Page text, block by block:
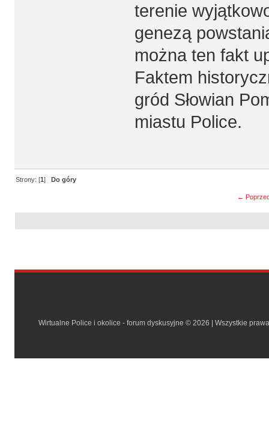
terenie
genezą
można ten fakt
Faktem
gród Słowian
miastu Police.
Strony: [1] Do góry
←
Wirtualne Police i okolice - forum dyskusyjne © 2026 | Wszystkie